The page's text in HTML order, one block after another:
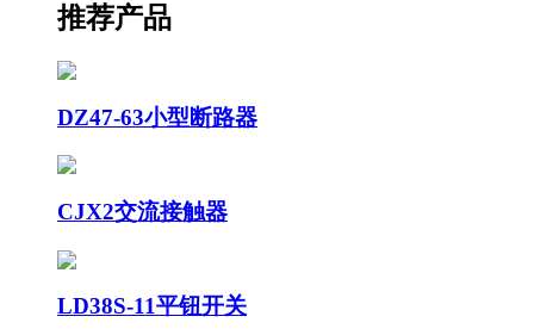
推荐产品
DZ47-63小型断路器
CJX2交流接触器
LD38S-11平钮开关